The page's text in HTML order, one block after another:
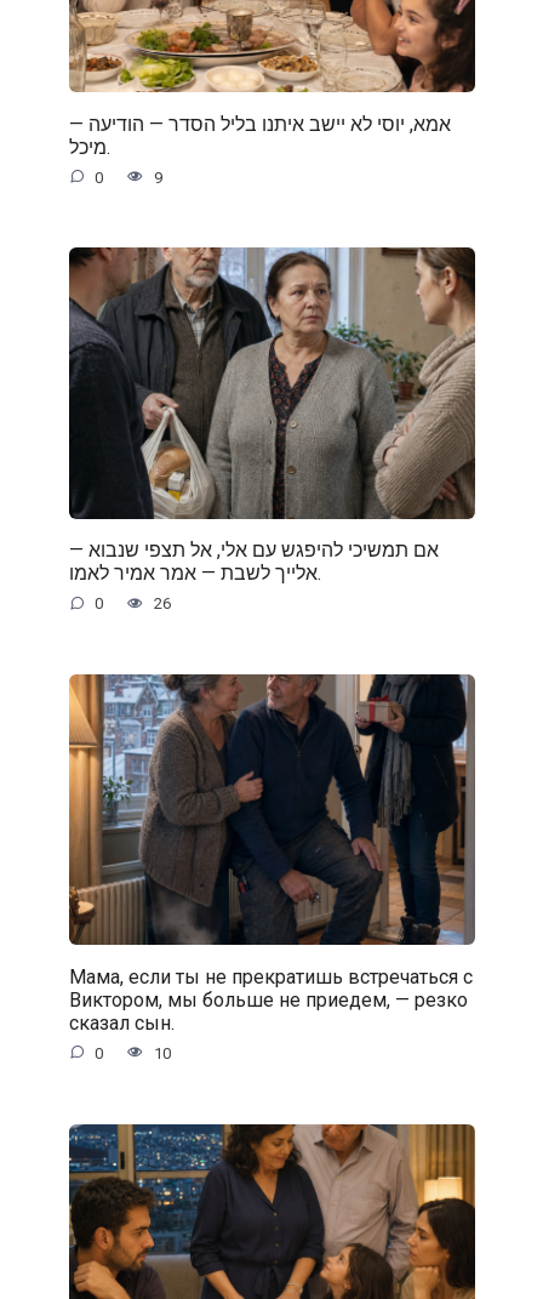
— אמא, יוסי לא יישב איתנו בליל הסדר — הודיעה
מיכל.
0 9
— אם תמשיכי להיפגש עם אלי, אל תצפי שנבוא
אלייך לשבת — אמר אמיר לאמו.
0 26
Мама, если ты не прекратишь встречаться с
Виктором, мы больше не приедем, — резко
сказал сын.
0 10